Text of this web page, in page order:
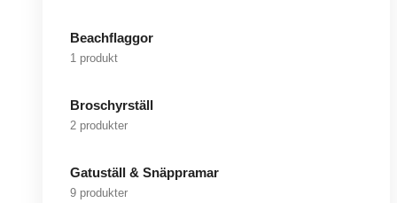
Beachflaggor
1 produkt
Broschyrställ
2 produkter
Gatuställ & Snäppramar
9 produkter